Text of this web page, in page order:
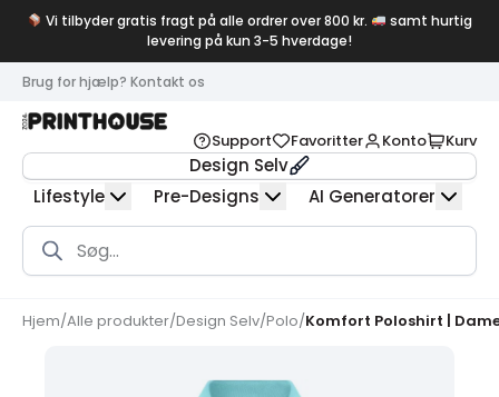
Vi tilbyder gratis fragt på alle ordrer over 800 kr.
samt hurtig
levering på kun 3-5 hverdage!
Brug for hjælp? Kontakt os
Support Favoritter Konto Kurv
Design Selv
Lifestyle
Pre-Designs AI Generatorer
Products
search
Hjem/Alle produkter/Design Selv/Polo/Komfort Poloshirt |